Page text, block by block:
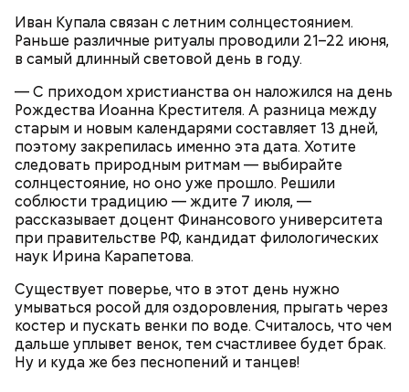
Иван Купала связан с летним солнцестоянием.
Раньше различные ритуалы проводили 21–22 июня,
в самый длинный световой день в году.
— С приходом христианства он наложился на день
Рождества Иоанна Крестителя. А разница между
старым и новым календарями составляет 13 дней,
поэтому закрепилась именно эта дата. Хотите
следовать природным ритмам — выбирайте
солнцестояние, но оно уже прошло. Решили
соблюсти традицию — ждите 7 июля, —
рассказывает доцент Финансового университета
при правительстве РФ, кандидат филологических
наук Ирина Карапетова.
Существует поверье, что в этот день нужно
умываться росой для оздоровления, прыгать через
костер и пускать венки по воде. Считалось, что чем
дальше уплывет венок, тем счастливее будет брак.
Ну и куда же без песнопений и танцев!